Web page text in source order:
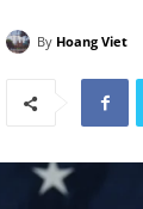
By Hoang Viet